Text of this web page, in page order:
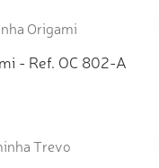
- Ref. OC 802-A